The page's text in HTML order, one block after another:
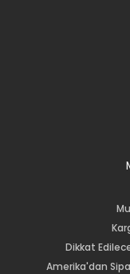
Dikkat
Amerika'dan